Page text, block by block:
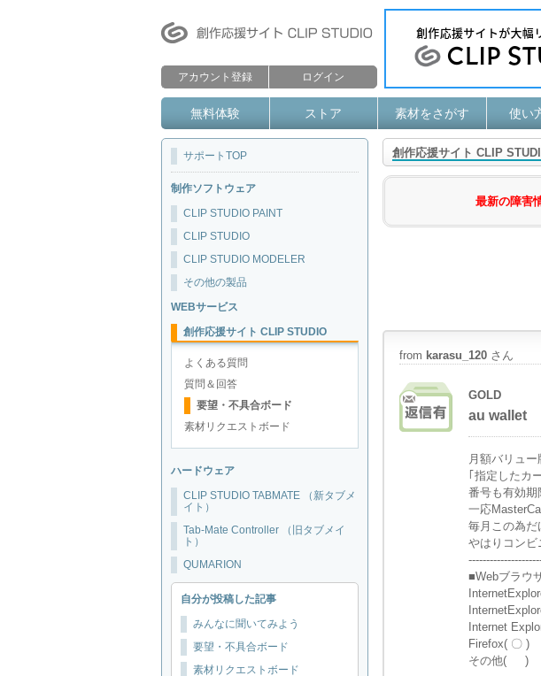
アカウント登録 ログイン
無料体験 ストア 素材をさがす 使い
サポートTOP
制作ソフトウェア
CLIP STUDIO PAINT
CLIP STUDIO
CLIP STUDIO MODELER
その他の製品
WEBサービス
創作応援サイト CLIP STUDIO
よくある質問
質問＆回答
要望・不具合ボード
素材リクエストボード
ハードウェア
CLIP STUDIO TABMATE （新タブメ
イト）
Tab-Mate Controller （旧タブメイ
ト）
QUMARION
自分が投稿した記事
みんなに聞いてみよう
要望・不具合ボード
素材リクエストボード
創作応援サイト CLIP
最新の障害
from karasu_120 さん
GOLD
au wallet
月額バリュ
｢指定したカ
番号も有効期
一応
毎月この為だ
やはりコンビ
■Webブラウ
Internet
Firefox( 〇
その他( )